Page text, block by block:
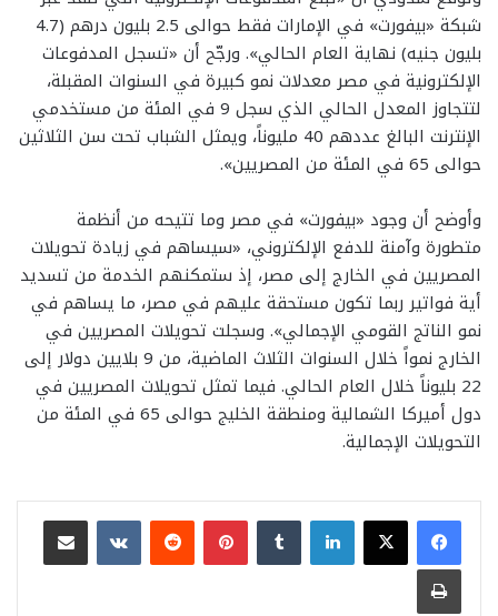
شبكة «بيفورت» في الإمارات فقط حوالى 2.5 بليون درهم (4.7
بليون جنيه) نهاية العام الحالي». ورجّح أن «تسجل المدفوعات
الإلكترونية في مصر معدلات نمو كبيرة في السنوات المقبلة،
لتتجاوز المعدل الحالي الذي سجل 9 في المئة من مستخدمي
الإنترنت البالغ عددهم 40 مليوناً، ويمثل الشباب تحت سن الثلاثين
حوالى 65 في المئة من المصريين».
وأوضح أن وجود «بيفورت» في مصر وما تتيحه من أنظمة
متطورة وآمنة للدفع الإلكتروني، «سيساهم في زيادة تحويلات
المصريين في الخارج إلى مصر، إذ ستمكنهم الخدمة من تسديد
أية فواتير ربما تكون مستحقة عليهم في مصر، ما يساهم في
نمو الناتج القومي الإجمالي». وسجلت تحويلات المصريين في
الخارج نمواً خلال السنوات الثلاث الماضية، من 9 بلايين دولار إلى
22 بليوناً خلال العام الحالي. فيما تمثل تحويلات المصريين في
دول أميركا الشمالية ومنطقة الخليج حوالى 65 في المئة من
التحويلات الإجمالية.
لينكدإن بينتيريست
مشاركة عبر البريد
طباعة